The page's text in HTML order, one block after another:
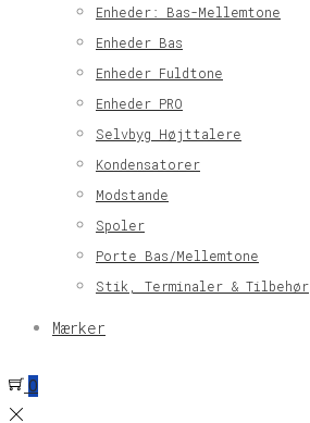
Enheder: Bas-Mellemtone
Enheder Bas
Enheder Fuldtone
Enheder PRO
Selvbyg Højttalere
Kondensatorer
Modstande
Spoler
Porte Bas/Mellemtone
Stik, Terminaler & Tilbehør
Mærker
0